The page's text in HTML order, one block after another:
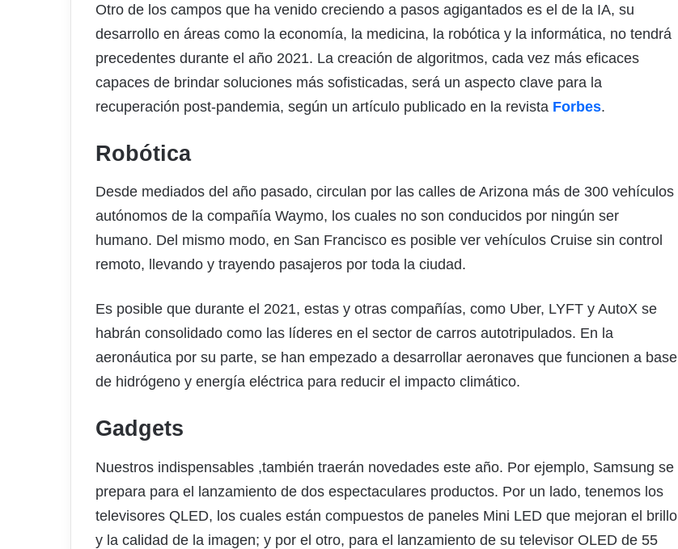
Otro de los campos que ha venido creciendo a pasos agigantados es el de la IA, su
desarrollo en áreas como la economía, la medicina, la robótica y la informática, no tendrá
precedentes durante el año 2021. La creación de algoritmos, cada vez más eficaces
capaces de brindar soluciones más sofisticadas, será un aspecto clave para la
recuperación post-pandemia, según un artículo publicado en la revista Forbes.
Robótica
Desde mediados del año pasado, circulan por las calles de Arizona más de 300 vehículos
autónomos de la compañía Waymo, los cuales no son conducidos por ningún ser
humano. Del mismo modo, en San Francisco es posible ver vehículos Cruise sin control
remoto, llevando y trayendo pasajeros por toda la ciudad.
Es posible que durante el 2021, estas y otras compañías, como Uber, LYFT y AutoX se
habrán consolidado como las líderes en el sector de carros autotripulados. En la
aeronáutica por su parte, se han empezado a desarrollar aeronaves que funcionen a base
de hidrógeno y energía eléctrica para reducir el impacto climático.
Gadgets
Nuestros indispensables ,también traerán novedades este año. Por ejemplo, Samsung se
prepara para el lanzamiento de dos espectaculares productos. Por un lado, tenemos los
televisores QLED, los cuales están compuestos de paneles Mini LED que mejoran el brillo
y la calidad de la imagen; y por el otro, para el lanzamiento de su televisor OLED de 55